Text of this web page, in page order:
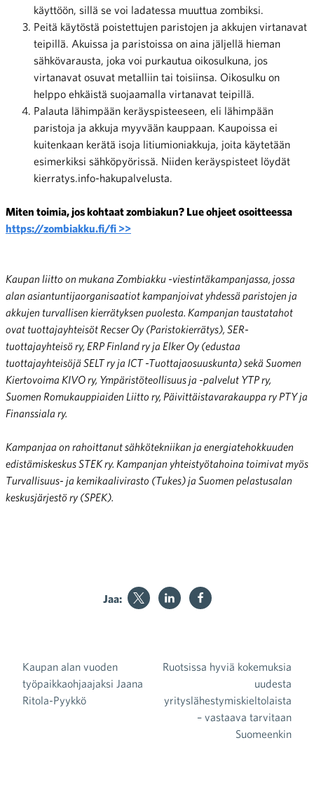
käyttöön, sillä se voi ladatessa muuttua zombiksi.
Peitä käytöstä poistettujen paristojen ja akkujen virtanavat
teipillä. Akuissa ja paristoissa on aina jäljellä hieman
sähkövarausta, joka voi purkautua oikosulkuna, jos
virtanavat osuvat metalliin tai toisiinsa. Oikosulku on
helppo ehkäistä suojaamalla virtanavat teipillä.
Palauta lähimpään keräyspisteeseen, eli lähimpään
paristoja ja akkuja myyvään kauppaan. Kaupoissa ei
kuitenkaan kerätä isoja litiumioniakkuja, joita käytetään
esimerkiksi sähköpyörissä. Niiden keräyspisteet löydät
kierratys.info-hakupalvelusta.
Miten toimia, jos kohtaat zombiakun? Lue ohjeet osoitteessa
https://zombiakku.fi/fi >>
Kaupan liitto on mukana Zombiakku -viestintäkampanjassa, jossa
alan asiantuntijaorganisaatiot kampanjoivat yhdessä paristojen ja
akkujen turvallisen kierrätyksen puolesta. Kampanjan taustatahot
ovat tuottajayhteisöt Recser Oy (Paristokierrätys), SER-
tuottajayhteisö ry, ERP Finland ry ja Elker Oy (edustaa
tuottajayhteisöjä SELT ry ja ICT -Tuottajaosuuskunta) sekä Suomen
Kiertovoima KIVO ry, Ympäristöteollisuus ja -palvelut YTP ry,
Suomen Romukauppiaiden Liitto ry, Päivittäistavarakauppa ry PTY ja
Finanssiala ry.
Kampanjaa on rahoittanut sähkötekniikan ja energiatehokkuuden
edistämiskeskus STEK ry. Kampanjan yhteistyötahoina toimivat myös
Turvallisuus- ja kemikaalivirasto (Tukes) ja Suomen pelastusalan
keskusjärjestö ry (SPEK).
Jaa:
Artikkelien selaus
Kaupan alan vuoden
työpaikkaohjaajaksi Jaana
Ritola-Pyykkö
Ruotsissa hyviä kokemuksia
uudesta
yrityslähestymiskieltolaista
– vastaava tarvitaan
Suomeenkin